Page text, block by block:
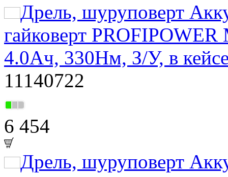
Дрель, шуруповерт
гайковерт
4.0Ач, 330Нм, З/У, в
11140722
6 454
Дрель, шуруповерт